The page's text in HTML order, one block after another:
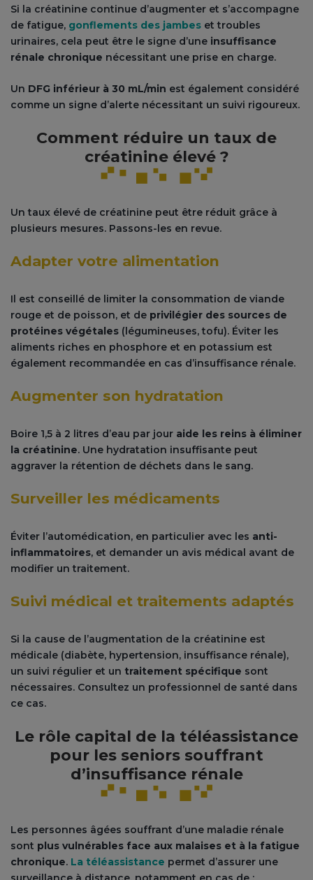
Si la créatinine continue d’augmenter et s’accompagne
de fatigue, gonflements des jambes et troubles
urinaires, cela peut être le signe d’une insuffisance
rénale chronique nécessitant une prise en charge.
Un DFG inférieur à 30 mL/min est également considéré
comme un signe d’alerte nécessitant un suivi rigoureux.
Comment réduire un taux de
créatinine élevé ?
Un taux élevé de créatinine peut être réduit grâce à
plusieurs mesures. Passons-les en revue.
Adapter votre alimentation
Il est conseillé de limiter la consommation de viande
rouge et de poisson, et de privilégier des sources de
protéines végétales (légumineuses, tofu). Éviter les
aliments riches en phosphore et en potassium est
également recommandée en cas d’insuffisance rénale.
Augmenter son hydratation
Boire 1,5 à 2 litres d’eau par jour aide les reins à éliminer
la créatinine. Une hydratation insuffisante peut
aggraver la rétention de déchets dans le sang.
Surveiller les médicaments
Éviter l’automédication, en particulier avec les anti-
inflammatoires, et demander un avis médical avant de
modifier un traitement.
Suivi médical et traitements adaptés
Si la cause de l’augmentation de la créatinine est
médicale (diabète, hypertension, insuffisance rénale),
un suivi régulier et un traitement spécifique sont
nécessaires. Consultez un professionnel de santé dans
ce cas.
Le rôle capital de la téléassistance
pour les seniors souffrant
d’insuffisance rénale
Les personnes âgées souffrant d’une maladie rénale
sont plus vulnérables face aux malaises et à la fatigue
chronique. La téléassistance permet d’assurer une